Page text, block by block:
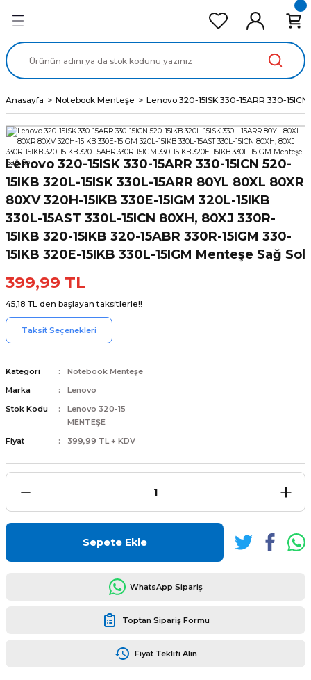
Ekran Panel
Data Kablo
Anasayfa Notebook Menteşe Lenovo 320-15ISK 330-15ARR 330-
Lenovo 320-15ISK 330-15ARR 330-15ICN 520-
15IKB 320L-15ISK 330L-15ARR 80YL 80XL 80XR
80XV 320H-15IKB 330E-15IGM 320L-15IKB
330L-15AST 330L-15ICN 80XH, 80XJ 330R-
15IKB 320-15IKB 320-15ABR 330R-15IGM 330-
15IKB 320E-15IKB 330L-15IGM Menteşe Sağ Sol
399,99 TL
45,18 TL den başlayan taksitlerle!!
Taksit Seçenekleri
Kategori
Notebook Menteşe
Marka
Lenovo
Stok Kodu
Lenovo 320-15
MENTEŞE
Fiyat
399,99 TL + KDV
Sepete Ekle
WhatsApp Sipariş
Toptan Sipariş Formu
Fiyat Teklifi Alın